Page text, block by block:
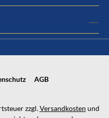
AGB
zzgl.Versandkosten und